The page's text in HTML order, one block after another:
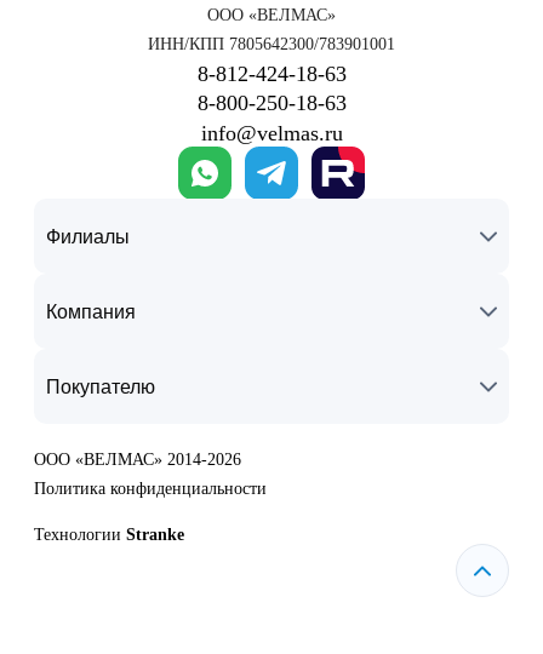
ООО «ВЕЛМАС»
ИНН/КПП 7805642300/783901001
8‑812‑424‑18‑63
8‑800‑250‑18‑63
info@velmas.ru
Филиалы
Компания
Покупателю
ООО «ВЕЛМАС» 2014-2026
Политика конфиденциальности
Технологии Stranke